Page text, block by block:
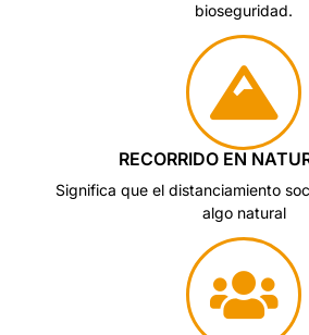
bioseguridad.
RECORRIDO EN
Significa que el distanciamiento
algo natural